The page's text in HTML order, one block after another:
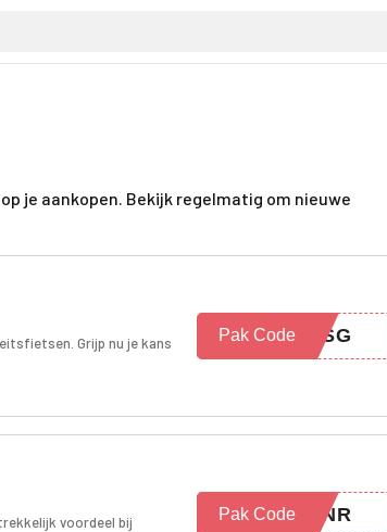
je aankopen. Bekijk regelmatig om nieuwe
Grijp nu je kans
TNSG
Pak Code
voordeel bij
SFNR
Pak Code